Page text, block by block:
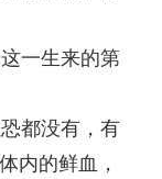
一生来的第
都没有，有
内的鲜血，